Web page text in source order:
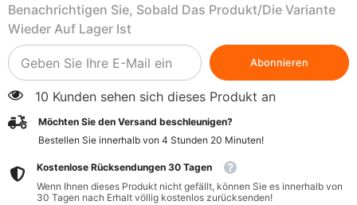
Benachrichtigen Sie, Sobald Das Produkt/die Variante
Wieder Auf Lager Ist
Abonnieren
10 Kunden sehen sich dieses Produkt an
Möchten Sie den Versand beschleunigen?
Bestellen Sie innerhalb von 4 Stunden 20 Minuten!
Kostenlose Rücksendungen 30 Tagen
Wenn Ihnen dieses Produkt nicht gefällt, können Sie es innerhalb von
30 Tagen nach Erhalt völlig kostenlos zurücksenden!